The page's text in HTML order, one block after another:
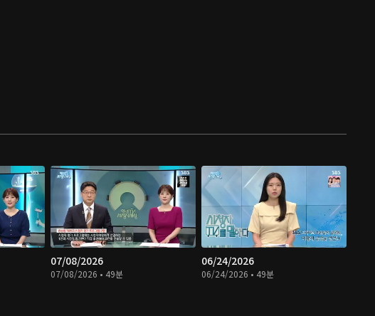
07/08/2026
07/08/2026 • 49분
06/24/2026
06/24/2026 • 49분